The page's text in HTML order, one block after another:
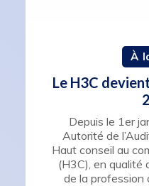
À
Le H3C
Depuis le 1er
Autorité de
Haut conseil au
(H3C), en qualité
de la profession